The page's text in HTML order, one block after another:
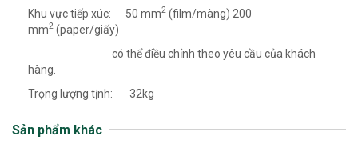
Khu vực tiếp xúc: 50 mm2 (film/màng) 200
mm2 (paper/giấy)
có thể điều chỉnh theo yêu cầu của khách
hàng.
Trọng lượng tịnh: 32kg
Sản phẩm khác